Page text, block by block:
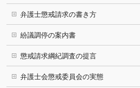
弁護士懲戒請求の書き方
紛議調停の案内書
懲戒請求綱紀調査の提言
弁護士会懲戒委員会の実態